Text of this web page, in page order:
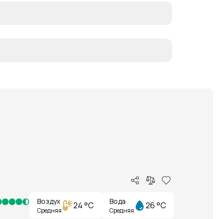
Воздух
Средняя 24 °C Вода
Средняя 26 °C